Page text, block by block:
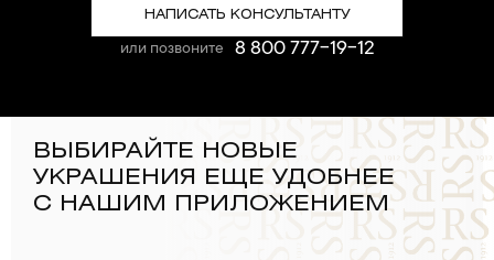
НАПИСАТЬ КОНСУЛЬТАНТУ
или позвоните 8 800 777-19-12
ВЫБИРАЙТЕ НОВЫЕ
УКРАШЕНИЯ ЕЩЕ УДОБНЕЕ
С НАШИМ ПРИЛОЖЕНИЕМ